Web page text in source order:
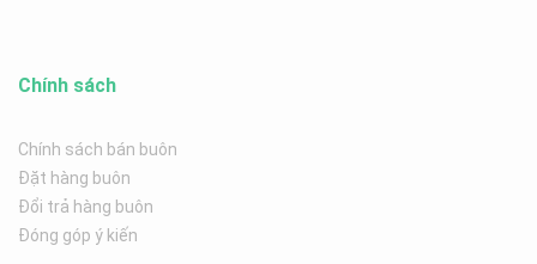
Chính sách
Chính sách bán buôn
Đặt hàng buôn
Đổi trả hàng buôn
Đóng góp ý kiến